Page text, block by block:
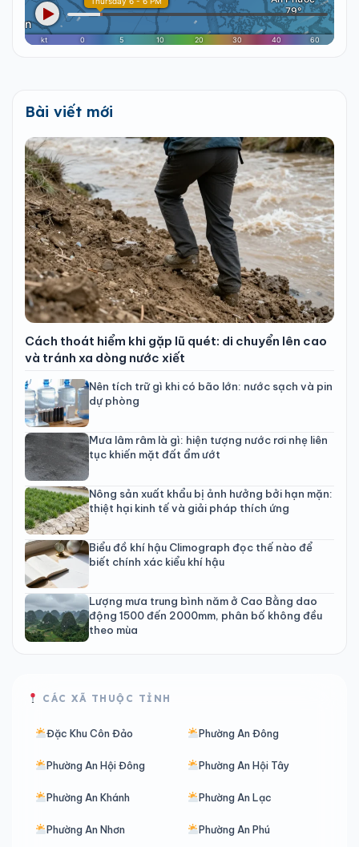
Bài viết mới
Cách thoát hiểm khi gặp lũ quét: di chuyển lên cao
và tránh xa dòng nước xiết
Nên tích trữ gì khi có bão lớn: nước sạch và pin
dự phòng
Mưa lâm râm là gì: hiện tượng nước rơi nhẹ liên
tục khiến mặt đất ẩm ướt
Nông sản xuất khẩu bị ảnh hưởng bởi hạn mặn:
thiệt hại kinh tế và giải pháp thích ứng
Biểu đồ khí hậu Climograph đọc thế nào để
biết chính xác kiểu khí hậu
Lượng mưa trung bình năm ở Cao Bằng dao
động 1500 đến 2000mm, phân bố không đều
theo mùa
CÁC XÃ THUỘC TỈNH
Đặc Khu Côn Đảo Phường An Đông
Phường An Hội Đông Phường An Hội Tây
Phường An Khánh Phường An Lạc
Phường An Nhơn Phường An Phú